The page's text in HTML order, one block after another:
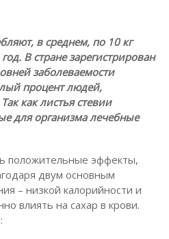
в среднем, по 10 кг
В стране зарегистрирован
заболеваемости
процент людей,
как листья стевии
для организма лечебные
положительные эффекты,
двум основным
– низкой калорийности и
влиять на сахар в крови.